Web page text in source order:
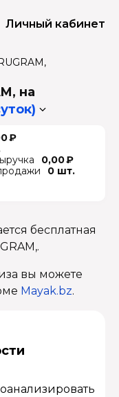
Личный кабинет
на
₽
0,00 ₽
0 шт.
бесплатная
вы можете
Mayak.bz.